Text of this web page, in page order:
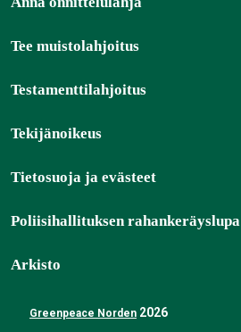
Tee muistolahjoitus
Testamenttilahjoitus
Tekijänoikeus
Tietosuoja ja evästeet
Poliisihallituksen rahankeräyslupa
Arkisto
Greenpeace Norden 2026